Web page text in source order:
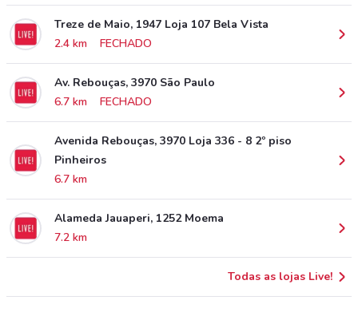
Treze de Maio, 1947 Loja 107 Bela Vista
2.4 km
FECHADO
Av. Rebouças, 3970 São Paulo
6.7 km
FECHADO
Avenida Rebouças, 3970 Loja 336 - 8 2º piso
Pinheiros
6.7 km
Alameda Jauaperi, 1252 Moema
7.2 km
Todas as lojas Live!